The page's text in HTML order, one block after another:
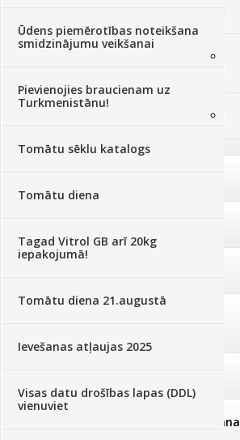
Ūdens piemērotības noteikšana
smidzinājumu veikšanai
Pievienojies braucienam uz
Turkmenistānu!
Tomātu sēklu katalogs
Tomātu diena
Tagad Vitrol GB arī 20kg
iepakojumā!
Tomātu diena 21.augustā
Ievešanas atļaujas 2025
Visas datu drošības lapas (DDL)
vienuviet
Mēslojumi(495)
Augsne, kūdra, mulča
Dezinfekcija, tīrīšana, mazgāšana